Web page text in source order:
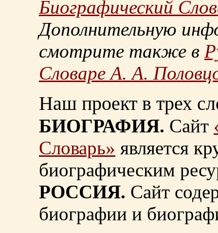
Биографический
Дополнительную
смотрите также в
Словаре А. А.
Наш проект в трех
БИОГРАФИЯ. Сайт
Словарь» является
биографическим
РОССИЯ. Сайт
биографии и